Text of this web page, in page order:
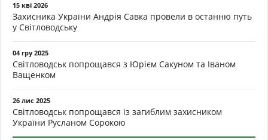
15 кві 2026
Захисника України Андрія Савка провели в останню путь
у Світловодську
04 гру 2025
Світловодськ попрощався з Юрієм Сакуном та Іваном
Ващенком
26 лис 2025
Світловодськ попрощався із загиблим захисником
України Русланом Сорокою